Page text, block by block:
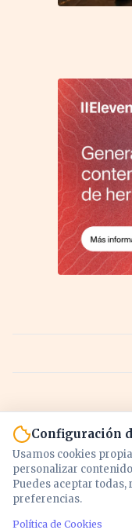
Configuración
Usamos cookies
personalizar
Puedes aceptar
preferencias.
Política de Cookies